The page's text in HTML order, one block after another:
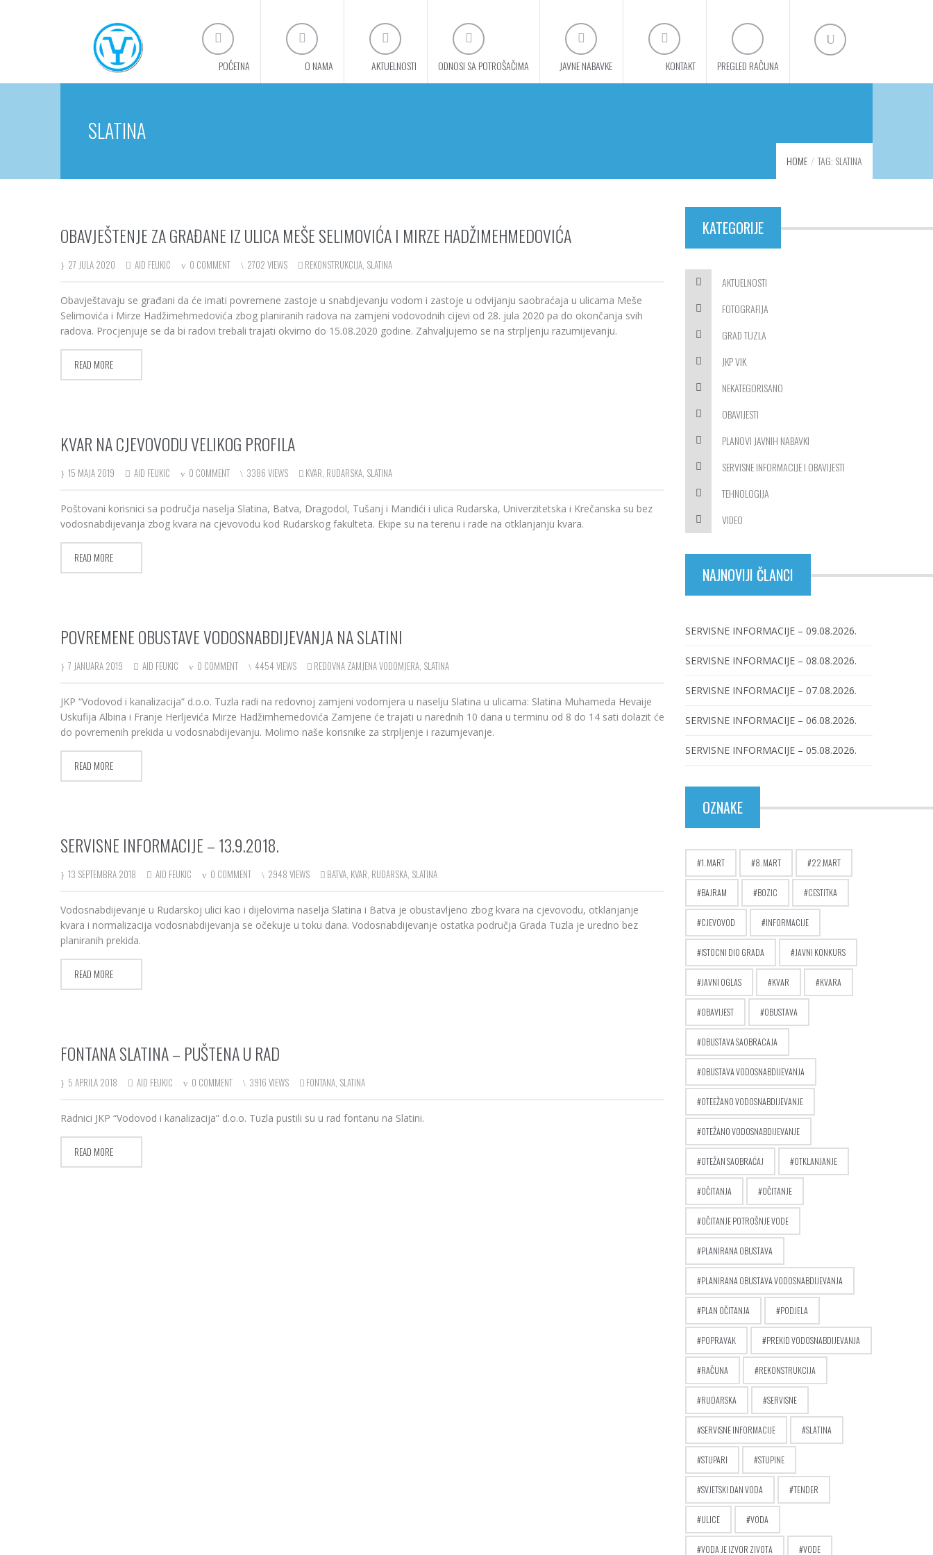
POČETNA O NAMA AKTUELNOSTI ODNOSI SA POTROŠAČIMA JAVNE NABAVKE KONTAKT PREGLED RAČUNA
SLATINA
HOME TAG: SLATINA
OBAVJEŠTENJE ZA GRAĐANE IZ ULICA MEŠE SELIMOVIĆA I MIRZE HADŽIMEHMEDOVIĆA
27 JULA 2020 AID FEUKIC 0 COMMENT 2702 VIEWS REKONSTRUKCIJA, SLATINA
Obavještavaju se građani da će imati povremene zastoje u snabdjevanju vodom i zastoje u odvijanju saobraćaja u ulicama Meše
Selimovića i Mirze Hadžimehmedovića zbog planiranih radova na zamjeni vodovodnih cijevi od 28. jula 2020 pa do okončanja svih
radova. Procjenjuje se da bi radovi trebali trajati okvirno do 15.08.2020 godine. Zahvaljujemo se na strpljenju razumijevanju.
READ MORE
KVAR NA CJEVOVODU VELIKOG PROFILA
15 MAJA 2019 AID FEUKIC 0 COMMENT 3386 VIEWS KVAR, RUDARSKA, SLATINA
Poštovani korisnici sa područja naselja Slatina, Batva, Dragodol, Tušanj i Mandići i ulica Rudarska, Univerzitetska i Krečanska su bez
vodosnabdijevanja zbog kvara na cjevovodu kod Rudarskog fakulteta. Ekipe su na terenu i rade na otklanjanju kvara.
READ MORE
POVREMENE OBUSTAVE VODOSNABDIJEVANJA NA SLATINI
7 JANUARA 2019 AID FEUKIC 0 COMMENT 4454 VIEWS REDOVNA ZAMJENA VODOMJERA, SLATINA
JKP “Vodovod i kanalizacija” d.o.o. Tuzla radi na redovnoj zamjeni vodomjera u naselju Slatina u ulicama: Slatina Muhameda Hevaije
Uskufija Albina i Franje Herljevića Mirze Hadžimhemedovića Zamjene će trajati u narednih 10 dana u terminu od 8 do 14 sati dolazit će
do povremenih prekida u vodosnabdijevanju. Molimo naše korisnike za strpljenje i razumjevanje.
READ MORE
SERVISNE INFORMACIJE – 13.9.2018.
13 SEPTEMBRA 2018 AID FEUKIC 0 COMMENT 2948 VIEWS BATVA, KVAR, RUDARSKA, SLATINA
Vodosnabdijevanje u Rudarskoj ulici kao i dijelovima naselja Slatina i Batva je obustavljeno zbog kvara na cjevovodu, otklanjanje
kvara i normalizacija vodosnabdijevanja se očekuje u toku dana. Vodosnabdijevanje ostatka područja Grada Tuzla je uredno bez
planiranih prekida.
READ MORE
FONTANA SLATINA – PUŠTENA U RAD
5 APRILA 2018 AID FEUKIC 0 COMMENT 3916 VIEWS FONTANA, SLATINA
Radnici JKP “Vodovod i kanalizacija” d.o.o. Tuzla pustili su u rad fontanu na Slatini.
READ MORE
KATEGORIJE
AKTUELNOSTI
FOTOGRAFIJA
GRAD TUZLA
JKP VIK
NEKATEGORISANO
OBAVIJESTI
PLANOVI JAVNIH NABAVKI
SERVISNE INFORMACIJE I OBAVIJESTI
TEHNOLOGIJA
VIDEO
NAJNOVIJI ČLANCI
SERVISNE INFORMACIJE – 09.08.2026.
SERVISNE INFORMACIJE – 08.08.2026.
SERVISNE INFORMACIJE – 07.08.2026.
SERVISNE INFORMACIJE – 06.08.2026.
SERVISNE INFORMACIJE – 05.08.2026.
OZNAKE
1. MART 8. MART 22.MART
BAJRAM BOZIC CESTITKA
CJEVOVOD INFORMACIJE
ISTOCNI DIO GRADA JAVNI KONKURS
JAVNI OGLAS KVAR KVARA
OBAVIJEST OBUSTAVA
OBUSTAVA SAOBRACAJA
OBUSTAVA VODOSNABDIJEVANJA
OTEEŽANO VODOSNABDIJEVANJE
OTEŽANO VODOSNABDIJEVANJE
OTEŽAN SAOBRAĆAJ OTKLANJANJE
OČITANJA OČITANJE
OČITANJE POTROŠNJE VODE
PLANIRANA OBUSTAVA
PLANIRANA OBUSTAVA VODOSNABDIJEVANJA
PLAN OČITANJA PODJELA
POPRAVAK PREKID VODOSNABDIJEVANJA
RAČUNA REKONSTRUKCIJA
RUDARSKA SERVISNE
SERVISNE INFORMACIJE SLATINA
STUPARI STUPINE
SVJETSKI DAN VODA TENDER
ULICE VODA
VODA JE IZVOR ZIVOTA VODE